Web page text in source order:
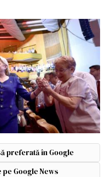
preferată în Google
Google News